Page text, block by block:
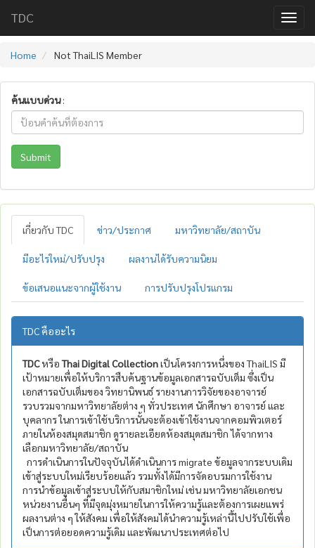
TDC
Home Not ThaiLIS Member
ค้นแบบด่วน:
Submit
เกี่ยวกับ TDC ข่าว/ประกาศ มหาวิทยาลัย/สถาบัน
มีอะไรใหม่/ปรับปรุง ผลงานได้รับความนิยม
ข้อเสนอแนะจากผู้ใช้งาน การปรับปรุงโปรแกรม
TDC คืออะไร
TDCหรือThai Digital Collectionเป็นโครงการหนึ่งของ ThaiLIS มี
เป้าหมายเพื่อให้บริการสืบค้นฐานข้อมูลเอกสารฉบับเต็ม ซึ่งเป็น
เอกสารฉบับเต็มของ วิทยานิพนธ์ รายงานการวิจัยของอาจารย์
รวบรวมจากมหาวิทยาลัยต่าง ๆ ทั่วประเทศ นักศึกษา อาจารย์ และ
บุคลากร ในการเข้าใช้บริการนั้นจะต้องเข้าใช้งานจากคอมพิวเตอร์
ภายในห้องสมุดสมาชิก ดูรายละเอียดห้องสมุดสมาชิก ได้จากทาง
เลือกมหาวิทยาลัย/สถาบัน
การดำเนินการในปัจจุบันได้ดำเนินการ migrate ข้อมูลจากระบบเดิม
เข้าสู่ระบบใหม่เรียบร้อยแล้ว รวมทั้งได้มีการจัดอบรมการใช้งาน
การนำข้อมูลเข้าสู่ระบบให้กับสมาชิกใหม่ เช่น มหาวิทยาลัยเอกชน
หน่วยงานอื่นๆ ที่มีจุดมุ่งหมายในการให้ความรู้และต้องการเผยแพร่
ผลงานต่าง ๆ ให้สังคม เพื่อให้สังคมได้นำความรู้เหล่านี้ไปปรับใช้เพื่อ
เป็นการต่อยอดความรู้เดิม และพัฒนาประเทศต่อไป